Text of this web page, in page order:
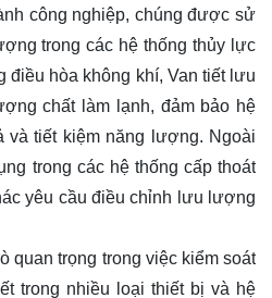
công nghiệp, chúng được sử
trong các hệ thống thủy lực
điều hòa không khí, Van tiết lưu
chất làm lạnh, đảm bảo hệ
và tiết kiệm năng lượng. Ngoài
trong các hệ thống cấp thoát
yêu cầu điều chỉnh lưu lượng
quan trọng trong việc kiểm soát
trong nhiều loại thiết bị và hệ